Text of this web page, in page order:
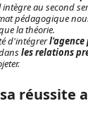
au second
pédagogique
la théorie.
d'intégrerl'agence
les relations
réussite